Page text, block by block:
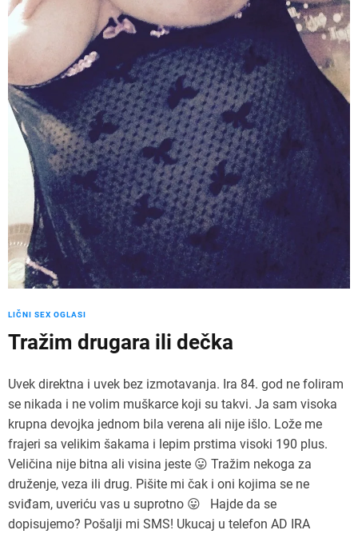
LIČNI SEX OGLASI
Tražim drugara ili dečka
Uvek direktna i uvek bez izmotavanja. Ira 84. god ne foliram
se nikada i ne volim muškarce koji su takvi. Ja sam visoka
krupna devojka jednom bila verena ali nije išlo. Lože me
frajeri sa velikim šakama i lepim prstima visoki 190 plus.
Veličina nije bitna ali visina jeste 😛 Tražim nekoga za
druženje, veza ili drug. Pišite mi čak i oni kojima se ne
sviđam, uveriću vas u suprotno 😛 Hajde da se
dopisujemo? Pošalji mi SMS! Ukucaj u telefon AD IRA